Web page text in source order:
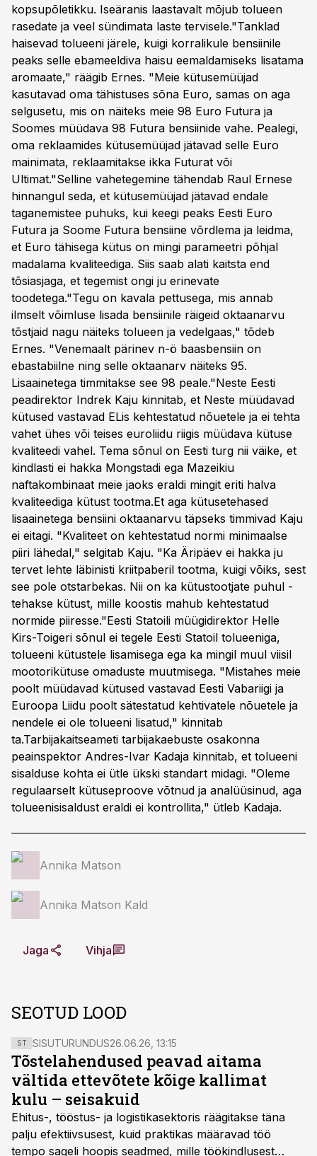
kopsupõletikku. Iseäranis laastavalt mõjub tolueen
rasedate ja veel sündimata laste tervisele."Tanklad
haisevad tolueeni järele, kuigi korralikule bensiinile
peaks selle ebameeldiva haisu eemaldamiseks lisatama
aromaate," räägib Ernes. "Meie kütusemüüjad
kasutavad oma tähistuses sõna Euro, samas on aga
selgusetu, mis on näiteks meie 98 Euro Futura ja
Soomes müüdava 98 Futura bensiinide vahe. Pealegi,
oma reklaamides kütusemüüjad jätavad selle Euro
mainimata, reklaamitakse ikka Futurat või
Ultimat."Selline vahetegemine tähendab Raul Ernese
hinnangul seda, et kütusemüüjad jätavad endale
taganemistee puhuks, kui keegi peaks Eesti Euro
Futura ja Soome Futura bensiine võrdlema ja leidma,
et Euro tähisega kütus on mingi parameetri põhjal
madalama kvaliteediga. Siis saab alati kaitsta end
tõsiasjaga, et tegemist ongi ju erinevate
toodetega."Tegu on kavala pettusega, mis annab
ilmselt võimluse lisada bensiinile räigeid oktaanarvu
tõstjaid nagu näiteks tolueen ja vedelgaas," tõdeb
Ernes. "Venemaalt pärinev n-ö baasbensiin on
ebastabiilne ning selle oktaanarv näiteks 95.
Lisaainetega timmitakse see 98 peale."Neste Eesti
peadirektor Indrek Kaju kinnitab, et Neste müüdavad
kütused vastavad ELis kehtestatud nõuetele ja ei tehta
vahet ühes või teises euroliidu riigis müüdava kütuse
kvaliteedi vahel. Tema sõnul on Eesti turg nii väike, et
kindlasti ei hakka Mongstadi ega Mazeikiu
naftakombinaat meie jaoks eraldi mingit eriti halva
kvaliteediga kütust tootma.Et aga kütusetehased
lisaainetega bensiini oktaanarvu täpseks timmivad Kaju
ei eitagi. "Kvaliteet on kehtestatud normi minimaalse
piiri lähedal," selgitab Kaju. "Ka Äripäev ei hakka ju
tervet lehte läbinisti kriitpaberil tootma, kuigi võiks, sest
see pole otstarbekas. Nii on ka kütustootjate puhul -
tehakse kütust, mille koostis mahub kehtestatud
normide piiresse."Eesti Statoili müügidirektor Helle
Kirs-Toigeri sõnul ei tegele Eesti Statoil tolueeniga,
tolueeni kütustele lisamisega ega ka mingil muul viisil
mootorikütuse omaduste muutmisega. "Mistahes meie
poolt müüdavad kütused vastavad Eesti Vabariigi ja
Euroopa Liidu poolt sätestatud kehtivatele nõuetele ja
nendele ei ole tolueeni lisatud," kinnitab
ta.Tarbijakaitseameti tarbijakaebuste osakonna
peainspektor Andres-Ivar Kadaja kinnitab, et tolueeni
sisalduse kohta ei ütle ükski standart midagi. "Oleme
regulaarselt kütuseproove võtnud ja analüüsinud, aga
tolueenisisaldust eraldi ei kontrollita," ütleb Kadaja.
Annika Matson
Annika Matson Kald
Jaga Vihja
SEOTUD LOOD
ST SISUTURUNDUS26.06.26, 13:15
Tõstelahendused peavad aitama
vältida ettevõtete kõige kallimat
kulu – seisakuid
Ehitus-, tööstus- ja logistikasektoris räägitakse täna
palju efektiivsusest, kuid praktikas määravad töö
tempo sageli hoopis seadmed, mille töökindlusest